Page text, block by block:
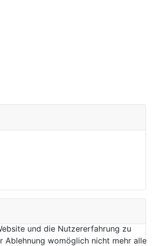
und die Nutzererfahrung zu
Ablehnung womöglich nicht mehr alle